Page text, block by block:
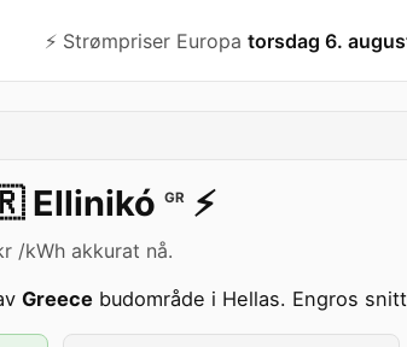
⚡️ Strømpriser Europa torsdag 6.
Ellinikó GR ⚡️
/kWh akkurat nå.
Greece budområde i Hellas. Engros